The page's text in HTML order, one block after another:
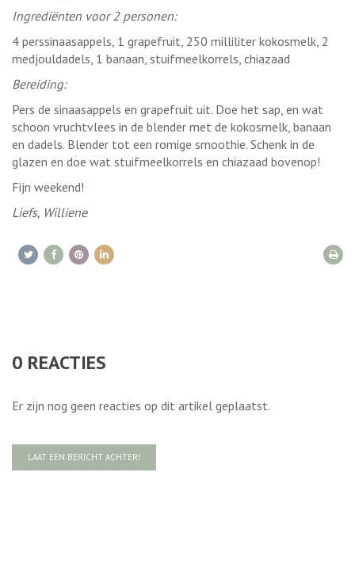
Ingrediënten voor 2 personen:
4 perssinaasappels, 1 grapefruit, 250 milliliter kokosmelk, 2
medjouldadels, 1 banaan, stuifmeelkorrels, chiazaad
Bereiding:
Pers de sinaasappels en grapefruit uit. Doe het sap, en wat
schoon vruchtvlees in de blender met de kokosmelk, banaan
en dadels. Blender tot een romige smoothie. Schenk in de
glazen en doe wat stuifmeelkorrels en chiazaad bovenop!
Fijn weekend!
Liefs, Williene
0 REACTIES
Er zijn nog geen reacties op dit artikel geplaatst.
LAAT EEN BERICHT ACHTER!